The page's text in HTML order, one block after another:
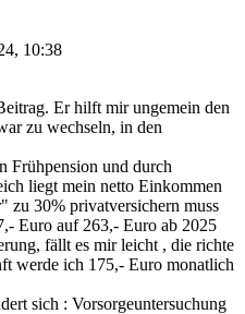
10:38
Er hilft mir ungemein den
zu wechseln, in den
Frühpension und durch
liegt mein netto Einkommen
zu 30% privatversichern muss
Euro auf 263,- Euro ab 2025
fällt es mir leicht , die richte
werde ich 175,- Euro monatlich
sich : Vorsorgeuntersuchung